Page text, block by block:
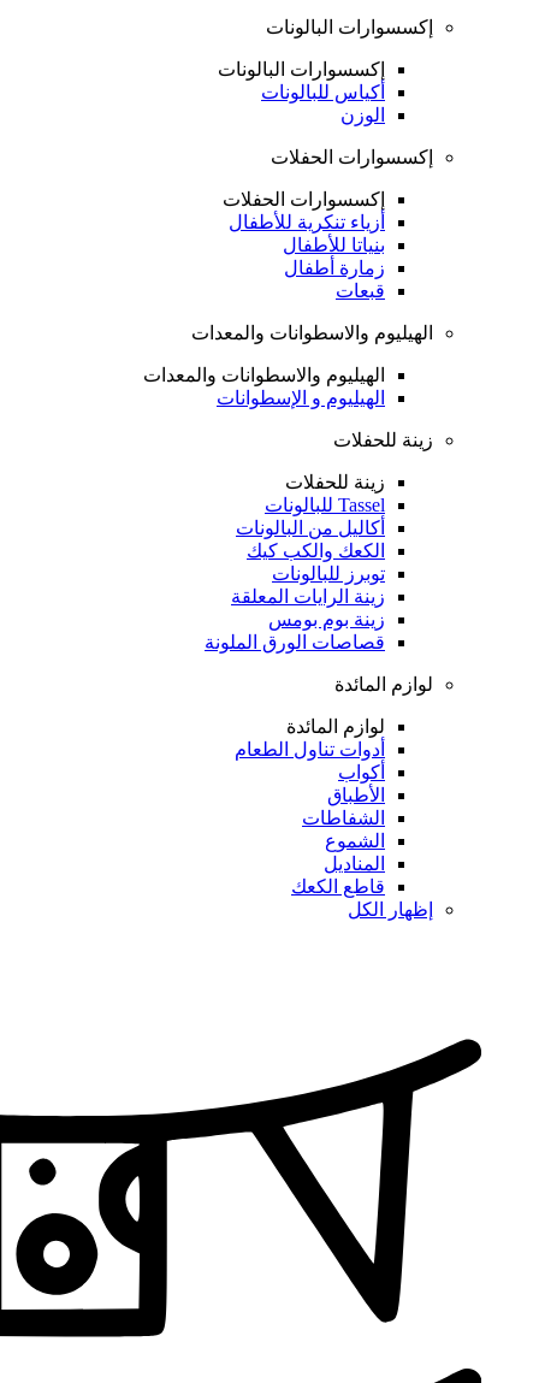
إكسسوارات البالونات
إكسسوارات البالونات
أكياس للبالونات
الوزن
إكسسوارات الحفلات
إكسسوارات الحفلات
أزياء تنكرية للأطفال
بنياتا للأطفال
زمارة أطفال
قبعات
الهيليوم والاسطوانات والمعدات
الهيليوم والاسطوانات والمعدات
الهيليوم و الإسطوانات
زينة للحفلات
زينة للحفلات
Tassel للبالونات
أكاليل من البالونات
الكعك والكب كيك
توبرز للبالونات
زينة الرايات المعلقة
زينة بوم بومس
قصاصات الورق الملونة
لوازم المائدة
لوازم المائدة
أدوات تناول الطعام
أكواب
الأطباق
الشفاطات
الشموع
المناديل
قاطع الكعك
إظهار الكل